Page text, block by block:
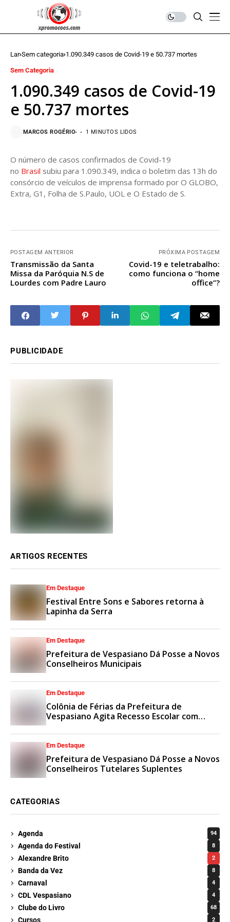
Lar Sem categoria 1.090.349 casos de Covid-19 e 50.737 mortes
Sem Categoria
1.090.349 casos de Covid-19
e 50.737 mortes
MARCOS ROGÉRIO 1 MINUTOS LIDOS
O número de casos confirmados de Covid-19
no Brasil subiu para 1.090.349, indica o boletim das 13h do
consórcio de veículos de imprensa formado por O GLOBO,
Extra, G1, Folha de S.Paulo, UOL e O Estado de S.
POSTAGEM ANTERIOR
Transmissão da Santa
Missa da Paróquia N.S de
Lourdes com Padre Lauro
PRÓXIMA POSTAGEM
Covid-19 e teletrabalho:
como funciona o “home
office”?
PUBLICIDADE
ARTIGOS RECENTES
Em Destaque
Festival Entre Sons e Sabores retorna à
Lapinha da Serra
Em Destaque
Prefeitura de Vespasiano Dá Posse a Novos
Conselheiros Municipais
Em Destaque
Colônia de Férias da Prefeitura de
Vespasiano Agita Recesso Escolar com
Em Destaque
Prefeitura de Vespasiano Dá Posse a Novos
Conselheiros Tutelares Suplentes
CATEGORIAS
Agenda 94
Agenda do Festival 8
Alexandre Brito 2
Banda da Vez 8
Carnaval 4
CDL Vespasiano 4
Clube do Livro 68
Cursos 2